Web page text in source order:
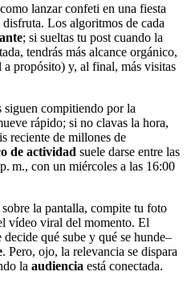
lanzar confeti en una fiesta
Los algoritmos de cada
; si sueltas tu post cuando la
tendrás más alcance orgánico,
propósito) y, al final, más visitas
siguen compitiendo por la
rápido; si no clavas la hora,
reciente de millones de
de actividad suele darse entre las
m., con un miércoles a las 16:00
la pantalla, compite tu foto
vídeo viral del momento. El
qué sube y qué se hunde–
. Pero, ojo, la relevancia se dispara
la audiencia está conectada.